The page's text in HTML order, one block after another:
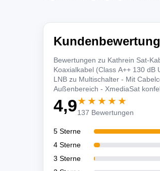
Bewertungen zu Kathrein Sat-
Koaxialkabel (Class A++ 130 dB
LNB zu Multischalter - Mit
Außenbereich - XmediaSat
4,9★★★★★
137 Bewertungen
5 Sterne
4 Sterne
3 Sterne